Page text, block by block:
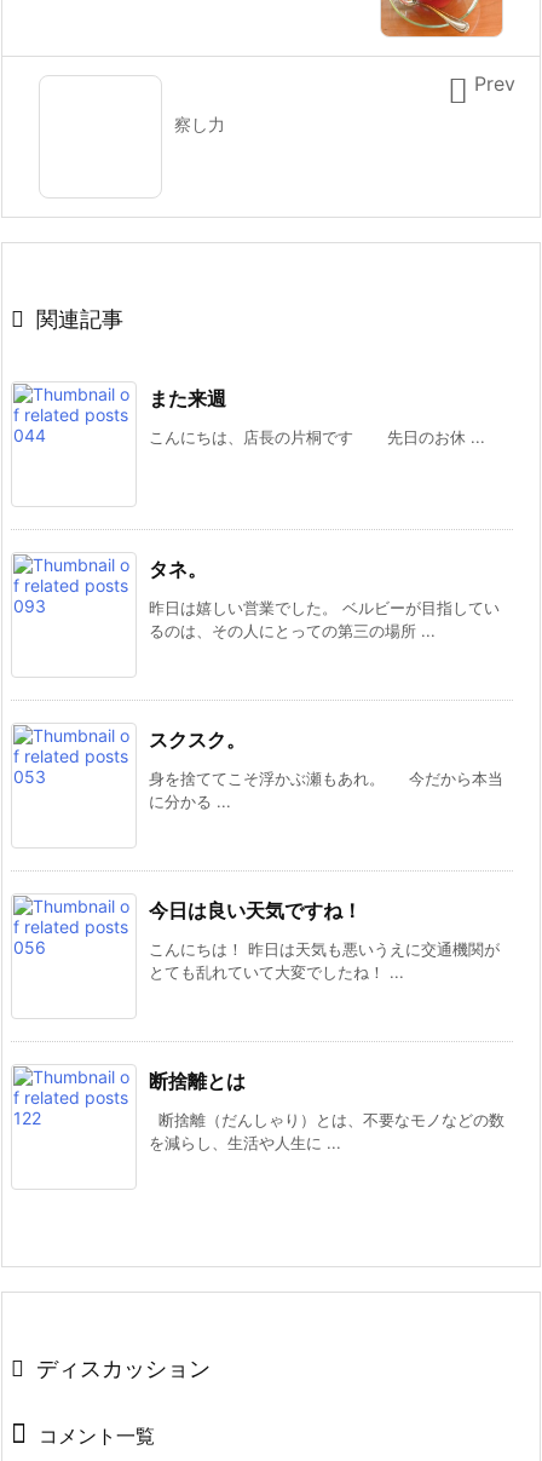
察し力
 Prev
 関連記事
また来週
こんにちは、店長の片桐です 先日のお休 ...
タネ。
昨日は嬉しい営業でした。 ベルビーが目指してい
るのは、その人にとっての第三の場所 ...
スクスク。
身を捨ててこそ浮かぶ瀬もあれ。 今だから本当
に分かる ...
今日は良い天気ですね！
こんにちは！ 昨日は天気も悪いうえに交通機関が
とても乱れていて大変でしたね！ ...
断捨離とは
断捨離（だんしゃり）とは、不要なモノなどの数
を減らし、生活や人生に ...
ディスカッション
コメント一覧